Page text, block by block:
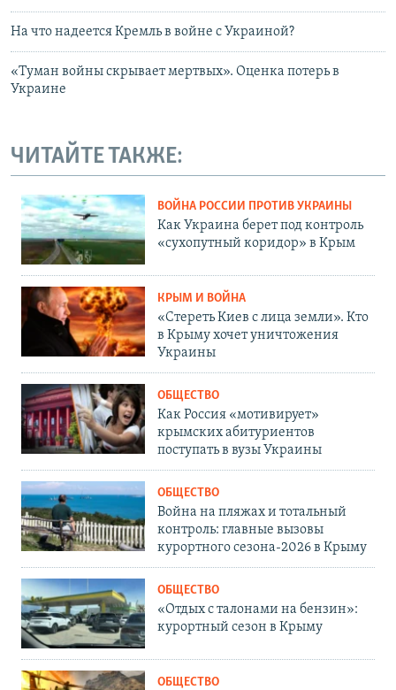
На что надеется Кремль в войне с Украиной?
«Туман войны скрывает мертвых». Оценка потерь в
Украине
ЧИТАЙТЕ ТАКЖЕ:
ВОЙНА РОССИИ ПРОТИВ УКРАИНЫ
Как Украина берет под контроль
«сухопутный коридор» в Крым
КРЫМ И ВОЙНА
«Стереть Киев с лица земли». Кто
в Крыму хочет уничтожения
Украины
ОБЩЕСТВО
Как Россия «мотивирует»
крымских абитуриентов
поступать в вузы Украины
ОБЩЕСТВО
Война на пляжах и тотальный
контроль: главные вызовы
курортного сезона-2026 в Крыму
ОБЩЕСТВО
«Отдых с талонами на бензин»:
курортный сезон в Крыму
ОБЩЕСТВО